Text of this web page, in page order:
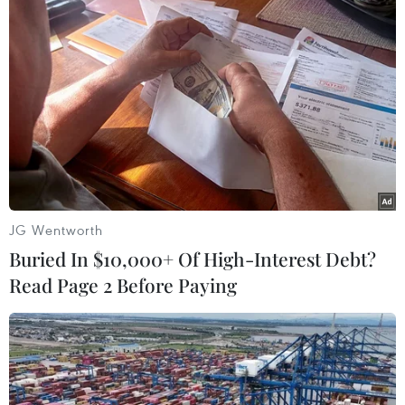
tế), tính đến ngày 31/8, trên toàn quốc số người
nhiễm HIV được báo cáo là hơn 223.000 người,
số người mắc bệnh AIDS còn sống là hơn 69.000
người và số người nhiễm HIV đã tử vong là
70.000 người./.
(Vietnam+)
JG Wentworth
Buried In $10,000+ Of High-Interest Debt?
Read Page 2 Before Paying